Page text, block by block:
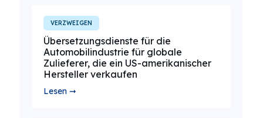
VERZWEIGEN
Übersetzungsdienste für die
Automobilindustrie für globale
Zulieferer, die ein US-amerikanischer
Hersteller verkaufen
Lesen ➞